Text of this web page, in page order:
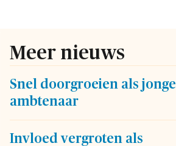
Meer nieuws
Snel doorgroeien als jonge
ambtenaar
Invloed vergroten als